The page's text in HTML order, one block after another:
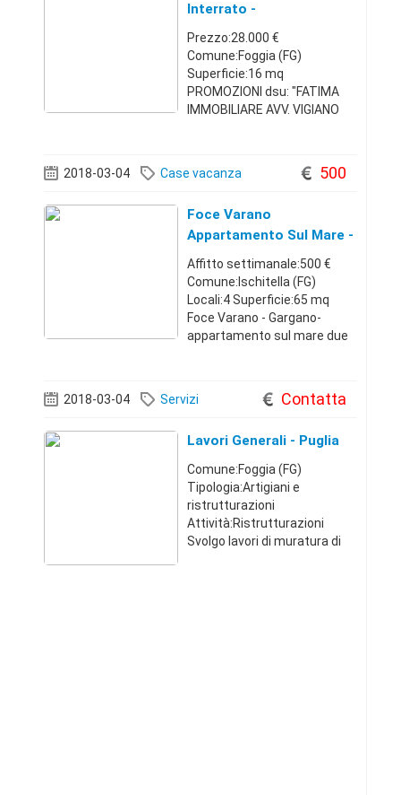
Interrato -
Prezzo:28.000 €
Comune:Foggia (FG)
Superficie:16 mq
PROMOZIONI dsu: "FATIMA
IMMOBILIARE AVV. VIGIANO
Vendesi in via Zingarelli, a 50
mt. da Piazza P. Pio, BOX
Possibilità allac
2018-03-04 Case vacanza 500
Foce Varano
Appartamento Sul Mare -
Puglia Per Vacanze
Affitto settimanale:500 €
Comune:Ischitella (FG)
Locali:4 Superficie:65 mq
Foce Varano - Gargano-
appartamento sul mare due
porto mare. ristrutturato con
aria condizionata e lavatrice .
2018-03-04 Servizi Contatta
Lavori Generali - Puglia
Comune:Foggia (FG)
Tipologia:Artigiani e
ristrutturazioni
Attività:Ristrutturazioni
Svolgo lavori di muratura di